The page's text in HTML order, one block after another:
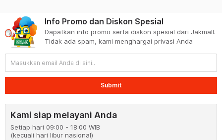
Info Promo dan Diskon Spesial
Dapatkan info promo serta diskon spesial dari Jakmall.
Tidak ada spam, kami menghargai privasi Anda
Submit
Kami siap melayani Anda
Setiap hari 09:00 - 18:00 WIB
(kecuali hari libur nasional)